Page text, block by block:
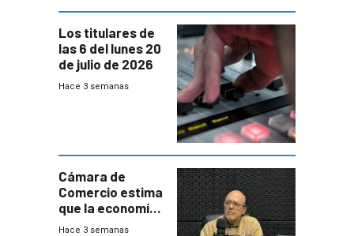
Los titulares de
las 6 del lunes 20
de julio de 2026
Hace 3 semanas
Cámara de
Comercio estima
que la economía
crecerá 1,6%
Hace 3 semanas